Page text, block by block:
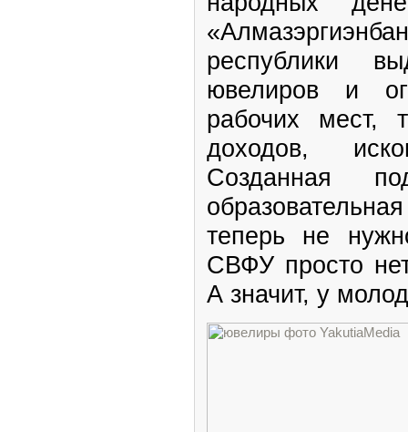
республики
ювелиров и
рабочих мест,
доходов,
Созданная
теперь не
СВФУ просто
А значит, у